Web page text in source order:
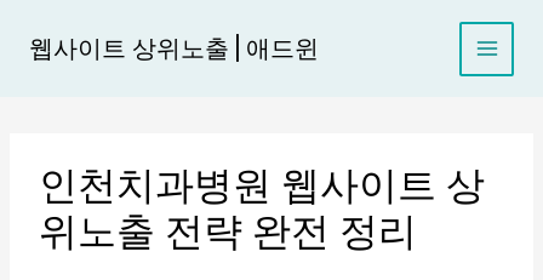
웹사이트 상위노출 | 애드윈
인천치과병원 웹사이트 상
위노출 전략 완전 정리